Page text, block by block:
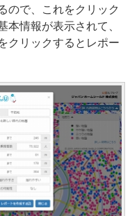
ので、これをクリック
本情報が表示されて、
クリックするとレポー